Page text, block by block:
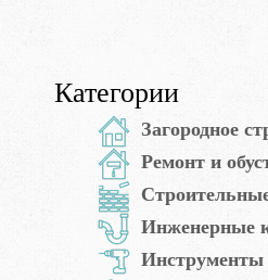
Категории
Загородное
Ремонт и
Инженерные
Инструменты